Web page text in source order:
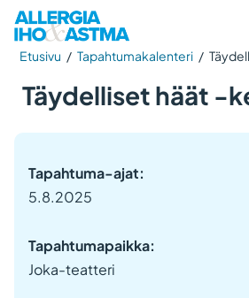
Etusivu / Tapahtumakalenteri /
Täydelliset häät -
Tapahtuma-ajat:
5.8.2025
Tapahtumapaikka:
Joka-teatteri